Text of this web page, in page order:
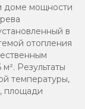
доме мощности
в
отопления
Результаты
температуры,
площади